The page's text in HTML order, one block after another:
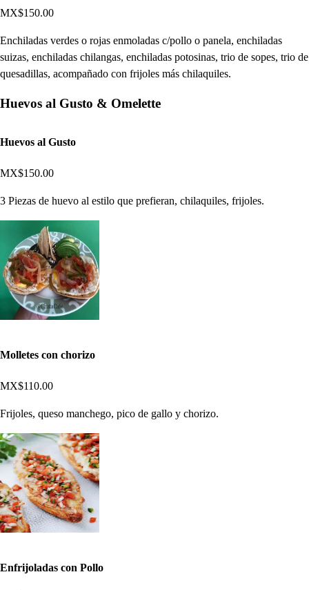
MX$150.00
Enchiladas verdes o rojas enmoladas c/pollo o panela, enchiladas
suizas, enchiladas chilangas, enchiladas potosinas, trio de sopes, trio de
quesadillas, acompañado con frijoles más chilaquiles.
Huevos al Gusto & Omelette
Huevos al Gusto
MX$150.00
3 Piezas de huevo al estilo que prefieran, chilaquiles, frijoles.
Molletes con chorizo
MX$110.00
Frijoles, queso manchego, pico de gallo y chorizo.
Enfrijoladas con Pollo